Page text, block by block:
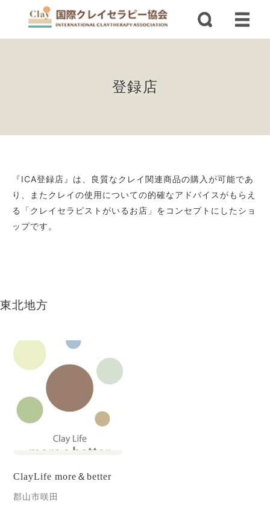
登録店
『ICA登録店』は、良質なクレイ関連商品の購入が可能であ
り、またクレイの使用についての的確なアドバイスがもらえ
る「クレイセラピストがいるお店」をコンセプトにしたショ
ップです。
東北地方
ClayLife more＆better
郡山市咲田